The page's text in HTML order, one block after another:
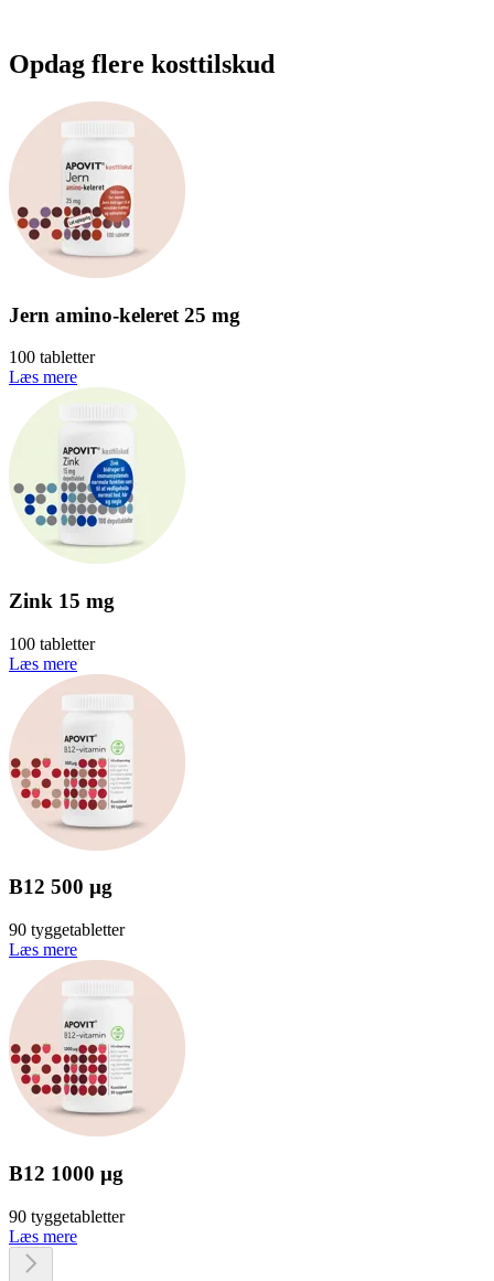
Opdag flere kosttilskud
Jern amino-keleret 25 mg
100 tabletter
Læs mere
Zink 15 mg
100 tabletter
Læs mere
B12 500 µg
90 tyggetabletter
Læs mere
B12 1000 µg
90 tyggetabletter
Læs mere